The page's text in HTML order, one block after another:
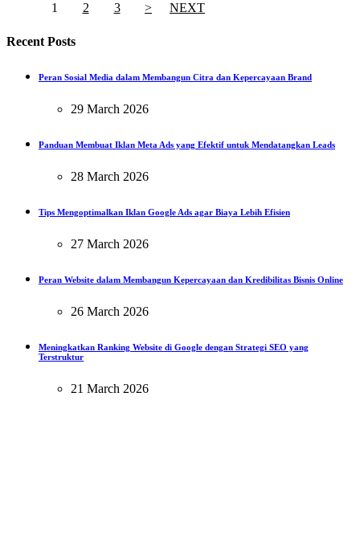
1 2 3 > NEXT
Recent Posts
Peran Sosial Media dalam Membangun Citra dan Kepercayaan Brand
29 March 2026
Panduan Membuat Iklan Meta Ads yang Efektif untuk Mendatangkan Leads
28 March 2026
Tips Mengoptimalkan Iklan Google Ads agar Biaya Lebih Efisien
27 March 2026
Peran Website dalam Membangun Kepercayaan dan Kredibilitas Bisnis Online
26 March 2026
Meningkatkan Ranking Website di Google dengan Strategi SEO yang
Terstruktur
21 March 2026